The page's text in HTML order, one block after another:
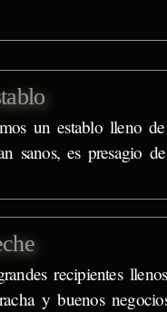
un establo lleno de
sanos, es presagio de
recipientes llenos
y buenos